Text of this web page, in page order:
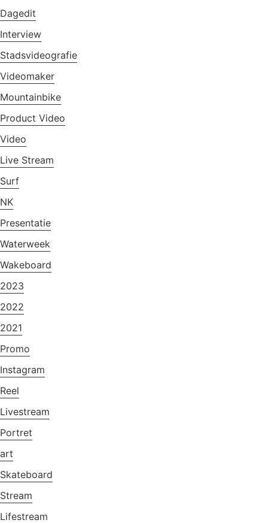
Dagedit
Interview
Stadsvideografie
Videomaker
Mountainbike
Product Video
Video
Live Stream
Surf
NK
Presentatie
Waterweek
Wakeboard
2023
2022
2021
Promo
Instagram
Reel
Livestream
Portret
art
Skateboard
Stream
Lifestream